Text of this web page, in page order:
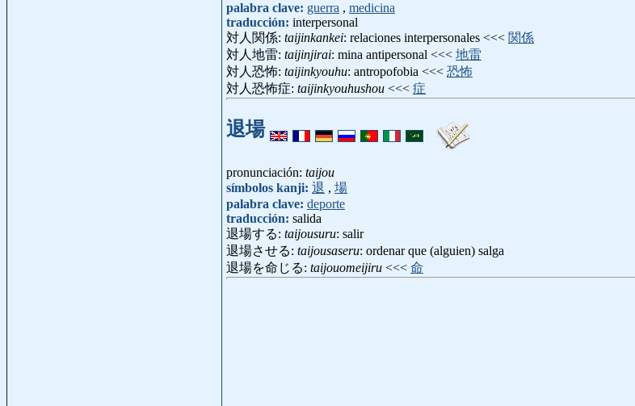
palabra clave: guerra , medicina
traducción: interpersonal
対人関係: taijinkankei: relaciones interpersonales <<< 関係
対人地雷: taijinjirai: mina antipersonal <<< 地雷
対人恐怖: taijinkyouhu: antropofobia <<< 恐怖
対人恐怖症: taijinkyouhushou <<< 症
退場
pronunciación: taijou
símbolos kanji: 退 , 場
palabra clave: deporte
traducción: salida
退場する: taijousuru: salir
退場させる: taijousaseru: ordenar que (alguien) salga
退場を命じる: taijouomeijiru <<< 命